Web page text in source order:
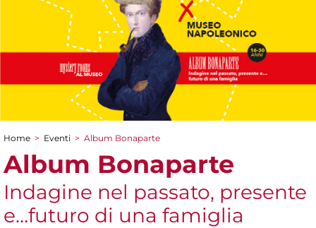
Tu sei qui
Home > Eventi > Album Bonaparte
Album Bonaparte
Indagine nel passato, presente
e…futuro di una famiglia